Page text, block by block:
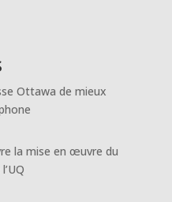
Ottawa de mieux
la mise en œuvre du